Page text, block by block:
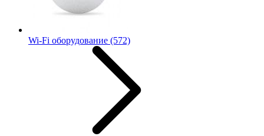
Wi-Fi оборудование (572)